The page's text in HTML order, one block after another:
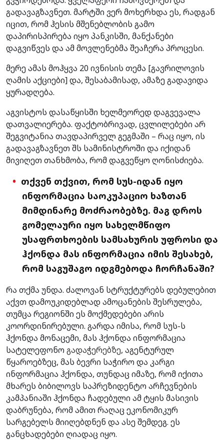
გადავაგზავნეთ. მარტში ვერ მოხერხდა ეს, რადგან
იცით, რომ ჰესის მშენებლობის გამო
დაპირისპირება იყო პანკისში, მანქანები
დაგვიწვეს და ამ მოვლენებმა შეაჩერა პროცესი.
მერე ამას მოჰყვა 20 ივნისის თემა [გავრილოვის
ღამის აქციები] და, შესაბამისად, ამაზე გადავიდა
ყურადღება.
აგვისტოს დასაწყისში ხელმეორედ დაგვევალა
დათვალიერება. ფაქტობრივად, ცვლილებები არ
შეგვიტანია თავდაპირველ გეგმაში – რაც იყო, ის
გადავაგზავნეთ შს სამინისტროში და იქიდან
მივიღეთ თანხმობა, რომ დაგვეწყო ღონისძიება.
თქვენ თქვით, რომ სუს-იდან იყო
ინფორმაცია საოკუპაციო ხაზთან
მიმდინარე მოძრაობებზე. მაგ დროს
გომელაური იყო სახელმწიფო
უსაფრთხოების სამსახურის უფროსი და
ჰქონდა მას ინფორმაცია იმის შესახებ,
რომ საგუშაგო იდგმებოდა ჩორჩანაში?
რა თქმა უნდა. ძალოვან სტრუქტურებს დებულებით
აქვთ დამოუკიდებლად ამოცანების შესრულება,
თუმცა რეგიონში ეს მოქმედებები არის
კოორდინირებული. გარდა იმისა, რომ სუს-ს
ჰქონდა მონაცემი, მას ჰქონდა ინფორმაცია
სატელეფონოგადაჭერებზე, აგენტურულ
წყაროებზეც, მას ბევრი საჭირო და კარგი
ინფორმაცია ჰქონდა, თუნდაც იმაზე, რომ იქითა
მხარეს ბიბილოვს საპრეზიდენტო არჩევნების
კამპანიაში ჰქონდა ჩადებული ამ ტყის მასივის
დაბრუნება, რომ ამით რაღაც ეკონომიკურ
სარგებელს მიიღებდნენ და ასე შემდეგ. ეს
განცხადებები ღიადაც იყო.